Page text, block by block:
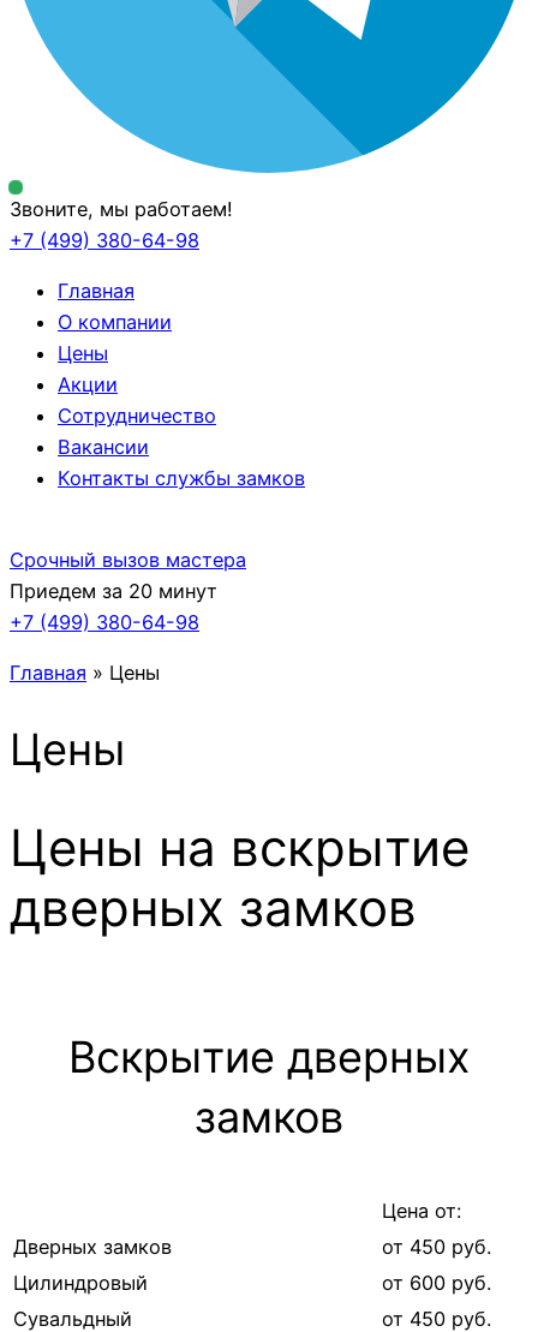
Звоните, мы работаем!
+7 (499) 380-64-98
Главная
О компании
Цены
Акции
Сотрудничество
Вакансии
Контакты службы замков
Срочный вызов мастера
Приедем за 20 минут
+7 (499) 380-64-98
Главная » Цены
Цены
Цены на вскрытие
дверных замков
Вскрытие дверных
замков
Цена от:
Дверных замков
от 450 руб.
Цилиндровый
от 600 руб.
Сувальдный
от 450 руб.